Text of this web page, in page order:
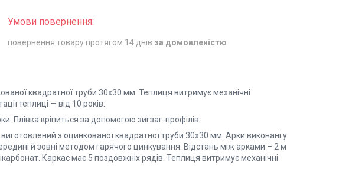
повернення товару протягом 14 днів за домовленістю
квадратної труби 30х30 мм. Теплиця витримує механічні
теплиці — від 10 років.
Плівка кріпиться за допомогою зигзаг-профілів.
з оцинкованої квадратної труби 30х30 мм. Арки виконані у
й зовні методом гарячого цинкування. Відстань між арками – 2 м
Каркас має 5 поздовжніх рядів. Теплиця витримує механічні